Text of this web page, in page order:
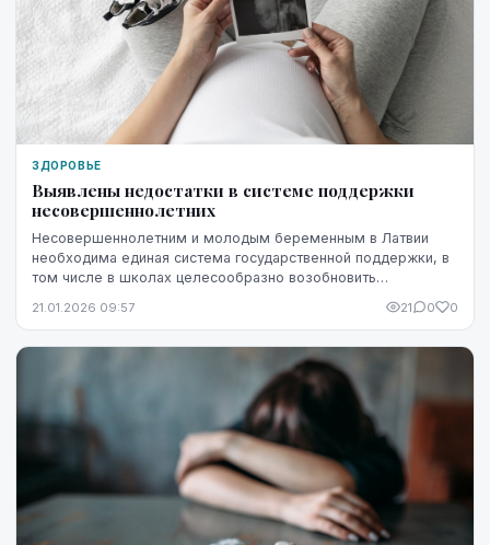
ЗДОРОВЬЕ
Выявлены недостатки в системе поддержки
несовершеннолетних
Несовершеннолетним и молодым беременным в Латвии
необходима единая система государственной поддержки, в
том числе в школах целесообразно возобновить
21.01.2026 09:57 21 0 0